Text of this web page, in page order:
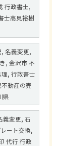
行政書士,
士高見裕樹
名義変更,
, 金沢市 不
, 行政書士
動産の売
県
義変更, 石
ート交換,
代行 行政